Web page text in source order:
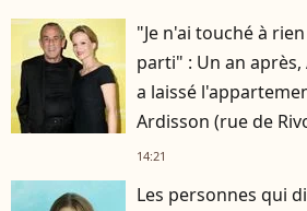
"Je n'ai touché à
parti" : Un an
a laissé
Ardisson (rue de
14:21
Les personnes qui